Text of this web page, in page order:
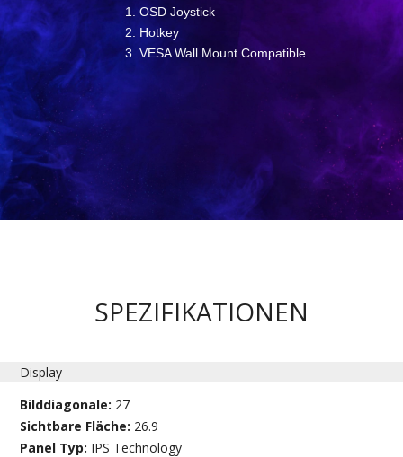
OSD Joystick
Hotkey
VESA Wall Mount Compatible
SPEZIFIKATIONEN
Display
Bilddiagonale: 27
Sichtbare Fläche: 26.9
Panel Typ: IPS Technology